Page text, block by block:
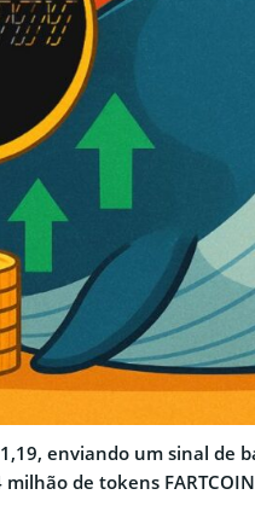
enviando um sinal
de tokens